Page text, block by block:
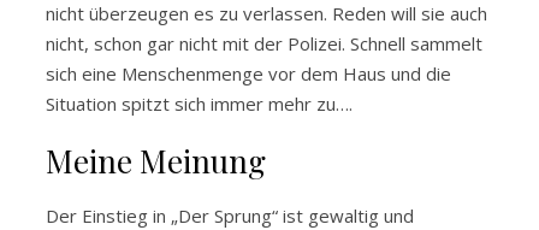
nicht überzeugen es zu verlassen. Reden will sie auch
nicht, schon gar nicht mit der Polizei. Schnell sammelt
sich eine Menschenmenge vor dem Haus und die
Situation spitzt sich immer mehr zu….
Meine Meinung
Der Einstieg in „Der Sprung“ ist gewaltig und